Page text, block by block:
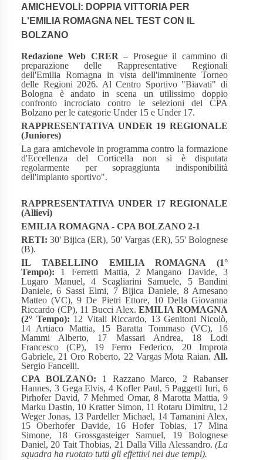
AMICHEVOLI: DOPPIA VITTORIA PER
L'EMILIA ROMAGNA NEL TEST CON IL
BOLZANO
Redazione Web CRER – Prosegue il cammino di
preparazione delle Rappresentative Regionali
dell'Emilia Romagna in vista dell'imminente Torneo
delle Regioni 2026. Al Centro Sportivo "Biavati" di
Bologna è andato in scena un utilissimo doppio
confronto incrociato contro le selezioni del CPA
Bolzano per le categorie Under 15 e Under 17.
RAPPRESENTATIVA UNDER 19 REGIONALE
(Juniores)
La gara amichevole in programma contro la formazione
d'Eccellenza del Corticella non si è disputata
regolarmente per sopraggiunta indisponibilità
dell'impianto sportivo".
RAPPRESENTATIVA UNDER 17 REGIONALE
(Allievi)
EMILIA ROMAGNA - CPA BOLZANO 2-1
RETI: 30' Bijica (ER), 50' Vargas (ER), 55' Bolognese
(B).
IL TABELLINO
EMILIA ROMAGNA (1°
Tempo): 1 Ferretti Mattia, 2 Mangano Davide, 3
Lugaro Manuel, 4 Scagliarini Samuele, 5 Bandini
Daniele, 6 Sassi Elmi, 7 Bijica Daniele, 8 Arnesano
Matteo (VC), 9 De Pietri Ettore, 10 Della Giovanna
Riccardo (CP), 11 Bucci Alex.EMILIA ROMAGNA
(2° Tempo): 12 Vitali Riccardo, 13 Genitoni Nicolò,
14 Artiaco Mattia, 15 Baratta Tommaso (VC), 16
Mammi Alberto, 17 Massari Andrea, 18 Lodi
Francesco (CP), 19 Ferro Federico, 20 Improta
Gabriele, 21 Oro Roberto, 22 Vargas Mota Raian. All.
Sergio Fancelli.
CPA BOLZANO: 1 Razzano Marco, 2 Rabanser
Hannes, 3 Gega Elvis, 4 Kofler Paul, 5 Paggetti Iuri, 6
Pirhofer David, 7 Mehmed Omar, 8 Marotta Mattia, 9
Marku Dastin, 10 Kratter Simon, 11 Rotaru Dimitru, 12
Weger Jonas, 13 Pardeller Michael, 14 Tamanini Alex,
15 Oberhofer Davide, 16 Hofer Tobias, 17 Mina
Simone, 18 Grossgasteiger Samuel, 19 Bolognese
Daniel, 20 Tait Thobias, 21 Dalla Villa Alessandro. (La
squadra ha ruotato tutti gli effettivi nei due tempi).